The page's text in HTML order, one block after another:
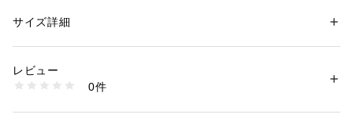
他業界から調達した調理油などのバイオ循環型素材を25％含有
軽量、水に強い設計で浮遊性
性別：キッズ・ベビー
素材：合成樹脂
洗濯：-
※詳しい洗濯方法については、商品の品質表示タグをご覧ください
7035830001 （ショップ）
サイズ詳細
レビュー
0件